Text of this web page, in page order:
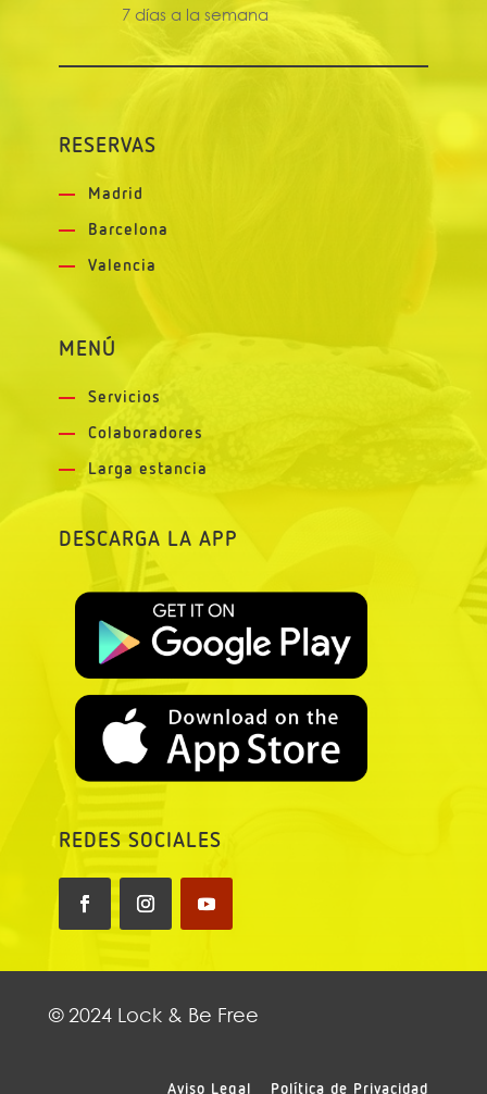
7 días a la semana
RESERVAS
Madrid
Barcelona
Valencia
MENÚ
Servicios
Colaboradores
Larga estancia
DESCARGA LA APP
REDES SOCIALES
© 2024 Lock & Be Free
Aviso Legal Política de Privacidad